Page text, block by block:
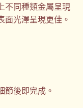
不同種類金屬呈現
光澤呈現更佳。
節後即完成。